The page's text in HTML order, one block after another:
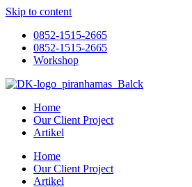
Skip to content
0852-1515-2665
0852-1515-2665
Workshop
Home
Our Client Project
Artikel
Home
Our Client Project
Artikel